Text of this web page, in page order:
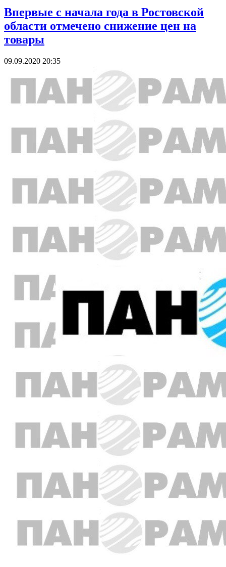
Впервые с начала года в Ростовской
области отмечено снижение цен на
товары
09.09.2020 20:35